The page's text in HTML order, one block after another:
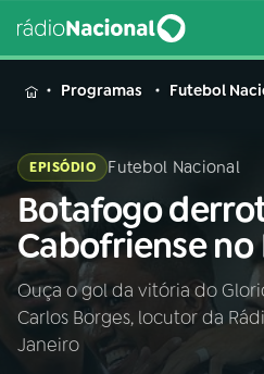
MENU
Buscar
na
Rádio
Nacional
Buscar
AO
Programas Futebol
EPISÓDIO Futebol Nacional
Botafogo
Cabofriense no
Ouça o gol da vitória do
Carlos Borges, locutor da
Janeiro